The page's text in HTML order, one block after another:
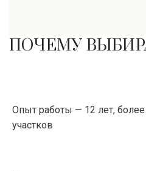
ПОЧЕМУ
Опыт работы — 12 лет,
участков